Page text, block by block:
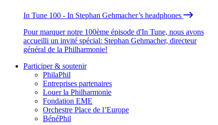
In Tune 100 - In Stephan Gehmacher’s headphones
Pour marquer notre 100ème épisode d'In Tune, nous avons
accueilli un invité spécial: Stephan Gehmacher, directeur
général de la Philharmonie!
Participer & soutenir
PhilaPhil
Entreprises partenaires
Louer la Philharmonie
Fondation EME
Orchestre Place de l’Europe
BénéPhil